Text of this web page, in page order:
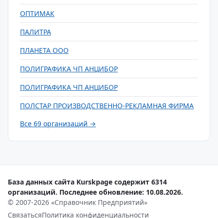
ОПТИМАК
ПАЛИТРА
ПЛАНЕТА ООО
ПОЛИГРАФИКА ЧП АНЦИБОР
ПОЛИГРАФИКА ЧП АНЦИБОР
ПОЛСТАР ПРОИЗВОДСТВЕННО-РЕКЛАМНАЯ ФИРМА
Все 69 организаций →
База данных сайта Kurskpage содержит 6314
организаций. Последнее обновление: 10.08.2026.
© 2007-2026 «Справочник Предприятий»
СвязатьсяПолитика конфиденциальности